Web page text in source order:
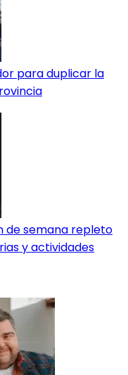
para duplicar la
de semana repleto
y actividades